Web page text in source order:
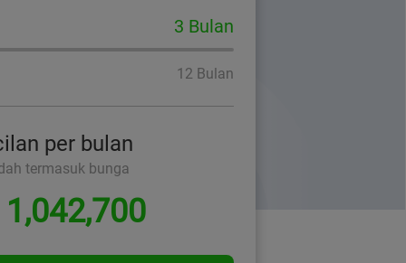
3 Bulan
12 Bulan
per bulan
termasuk bunga